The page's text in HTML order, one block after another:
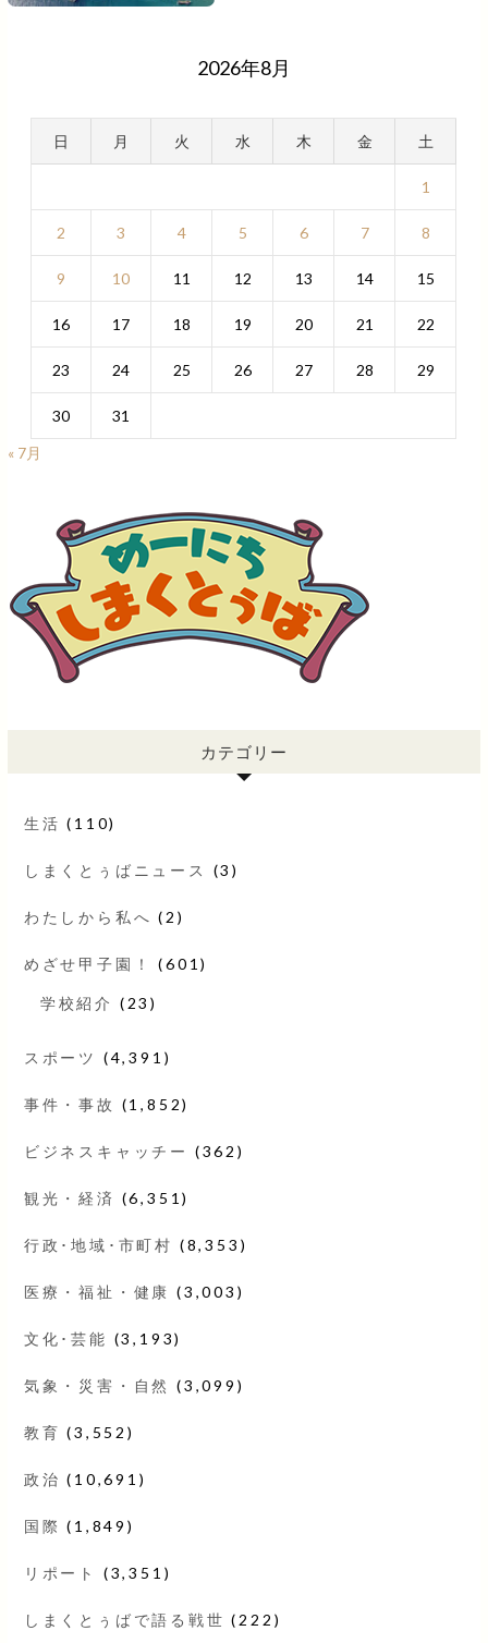
2026年8月
日 月 火 水 木 金 土
1
2 3 4 5 6 7 8
9 10 11 12 13 14 15
16 17 18 19 20 21 22
23 24 25 26 27 28 29
30
31
« 7月
カテゴリー
生活 (110)
しまくとぅばニュース (3)
わたしから私へ (2)
めざせ甲子園！ (601)
学校紹介 (23)
スポーツ (4,391)
事件・事故 (1,852)
ビジネスキャッチー (362)
観光・経済 (6,351)
行政･地域･市町村 (8,353)
医療・福祉・健康 (3,003)
文化･芸能 (3,193)
気象・災害・自然 (3,099)
教育 (3,552)
政治 (10,691)
国際 (1,849)
リポート (3,351)
しまくとぅばで語る戦世 (222)